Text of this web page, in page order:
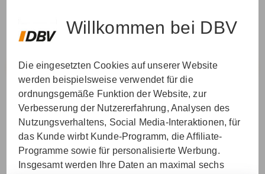
Willkommen bei DBV
Die eingesetzten Cookies auf unserer Website
werden beispielsweise verwendet für die
ordnungsgemäße Funktion der Website, zur
Verbesserung der Nutzererfahrung, Analysen des
Nutzungsverhaltens, Social Media-Interaktionen, für
das Kunde wirbt Kunde-Programm, die Affiliate-
Programme sowie für personalisierte Werbung.
Insgesamt werden Ihre Daten an maximal sechs
VER­STAN­DEN & WEI­TER